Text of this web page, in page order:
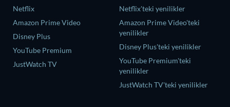
Netflix
Amazon Prime Video
Disney Plus
YouTube Premium
JustWatch TV
Netflix'teki yenilikler
Amazon Prime Video'teki
yenilikler
Disney Plus'teki yenilikler
YouTube Premium'teki
yenilikler
JustWatch TV'teki yenilikler